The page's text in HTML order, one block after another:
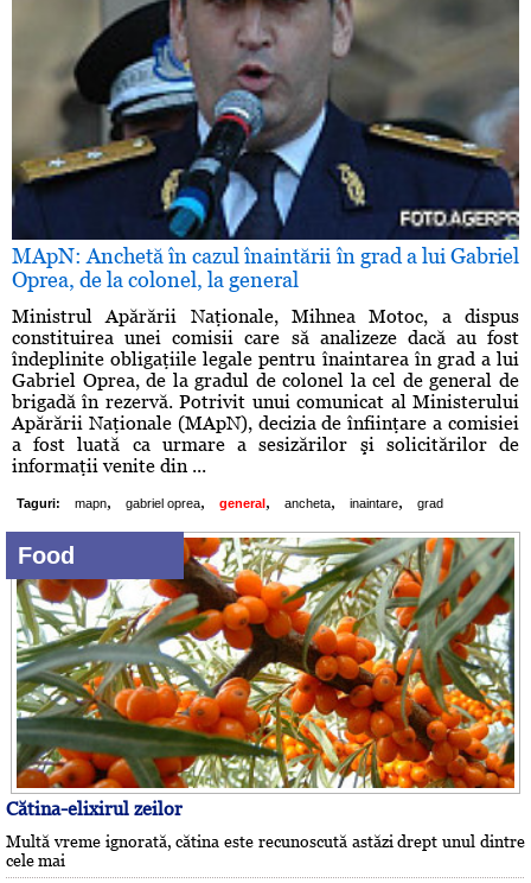
MApN: Anchetă în cazul înaintării în grad a lui Gabriel
Oprea, de la colonel, la general
Ministrul Apărării Naţionale, Mihnea Motoc, a dispus
constituirea unei comisii care să analizeze dacă au fost
îndeplinite obligaţiile legale pentru înaintarea în grad a lui
Gabriel Oprea, de la gradul de colonel la cel de general de
brigadă în rezervă. Potrivit unui comunicat al Ministerului
Apărării Naţionale (MApN), decizia de înfiinţare a comisiei
a fost luată ca urmare a sesizărilor şi solicitărilor de
informaţii venite din ...
Taguri: mapn, gabriel oprea, general , ancheta, inaintare, grad
Food
Cătina-elixirul zeilor
Multă vreme ignorată, cătina este recunoscută astăzi drept unul dintre
cele mai